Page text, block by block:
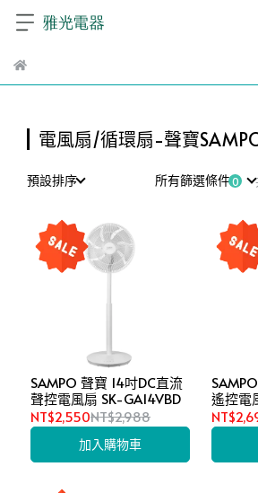
電風扇/循環扇-聲寶
預設排序 所有篩選條件
SAMPO 聲寶 14吋DC直流
聲控電風扇 SK-GA14VBD
NT$2,550NT$2,988
加入購物車
遙控電